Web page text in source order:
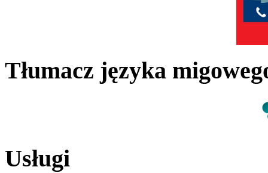
Tłumacz języka
Usługi